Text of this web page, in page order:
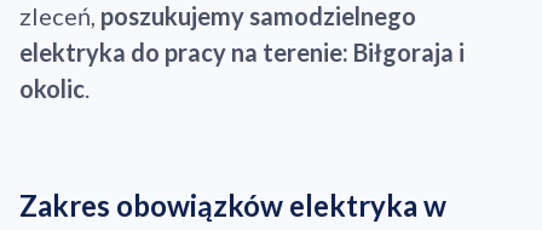
zleceń, poszukujemy samodzielnego
elektryka do pracy na terenie: Biłgoraja i
okolic.
Zakres obowiązków elektryka w